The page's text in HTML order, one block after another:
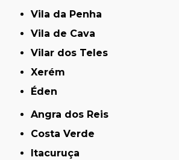
Vila da Penha
Vila de Cava
Vilar dos Teles
Xerém
Éden
Angra dos Reis
Costa Verde
Itacuruça